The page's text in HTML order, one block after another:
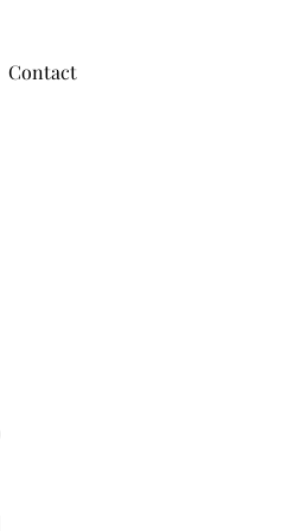
Contact